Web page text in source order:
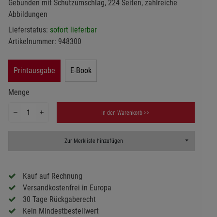
Gebunden mit Schutzumschlag, 224 Seiten, zahlreiche
Abbildungen
Lieferstatus: sofort lieferbar
Artikelnummer: 948300
Printausgabe E-Book
Menge
In den Warenkorb >>
Zur Merkliste hinzufügen Toggle
Kauf auf Rechnung
Versandkostenfrei in Europa
30 Tage Rückgaberecht
Kein Mindestbestellwert